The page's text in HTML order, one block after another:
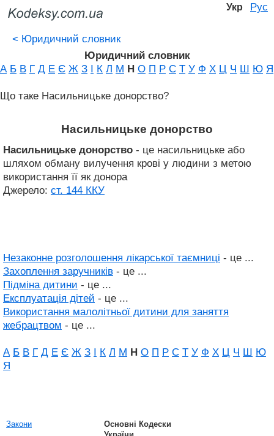
Укр Рус
< Юридичний словник
Юридичний словник
А Б В Г Д Е Є Ж З І К Л М Н О П Р С Т У Ф Х Ц Ч Ш Ю Я
Що таке Насильницьке донорство?
Насильницьке донорство
Насильницьке донорство - це насильницьке або
шляхом обману вилучення крові у людини з метою
використання її як донора
Джерело: ст. 144 ККУ
Незаконне розголошення лікарської таємниці - це ...
Захоплення заручників - це ...
Підміна дитини - це ...
Експлуатація дітей - це ...
Використання малолітньої дитини для заняття
жебрацтвом - це ...
А Б В Г Д Е Є Ж З І К Л М Н О П Р С Т У Ф Х Ц Ч Ш Ю
Я
Закони
Основні Кодески